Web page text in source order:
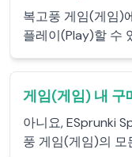
복고풍 게임(게임)
플레이(Play)할 수
게임(게임) 내 구
아니요, ESprunki
풍 게임(게임)의